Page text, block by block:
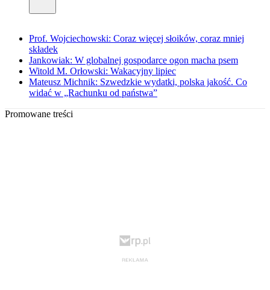
Prof. Wojciechowski: Coraz więcej słoików, coraz mniej
składek
Jankowiak: W globalnej gospodarce ogon macha psem
Witold M. Orłowski: Wakacyjny lipiec
Mateusz Michnik: Szwedzkie wydatki, polska jakość. Co
widać w „Rachunku od państwa”
Promowane treści